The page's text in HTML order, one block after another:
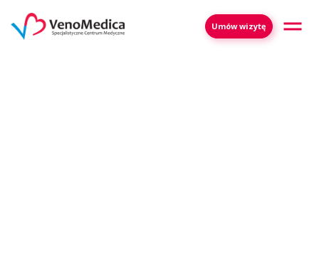
Umów wizytę